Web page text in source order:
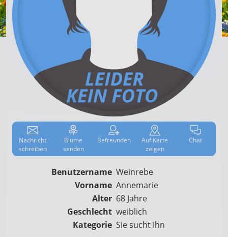
Nachricht
schreiben
Blume
senden
Befreun­den AufKarte
zeigen
Chat
Benutzername Weinrebe
Vorname Annemarie
Alter 68 Jahre
Geschlecht weiblich
Kategorie Sie sucht Ihn